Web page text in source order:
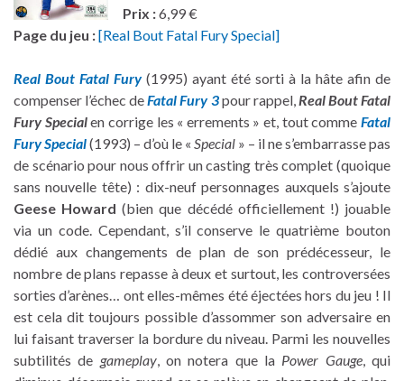
Prix :6,99 €
Page du jeu :[Real Bout Fatal Fury Special]
Real Bout Fatal Fury(1995) ayant été sorti à la hâte afin de
compenser l’échec deFatal Fury 3pour rappel,Real Bout Fatal
Fury Specialen corrige les « errements » et, tout commeFatal
Fury Special(1993) – d’où le « Special » – il ne s’embarrasse pas
de scénario pour nous offrir un casting très complet (quoique
sans nouvelle tête) : dix-neuf personnages auxquels s’ajoute
Geese Howard (bien que décédé officiellement !) jouable
via un code. Cependant, s’il conserve le quatrième bouton
dédié aux changements de plan de son prédécesseur, le
nombre de plans repasse à deux et surtout, les controversées
sorties d’arènes… ont elles-mêmes été éjectées hors du jeu ! Il
est cela dit toujours possible d’assommer son adversaire en
lui faisant traverser la bordure du niveau. Parmi les nouvelles
subtilités de gameplay, on notera que la Power Gauge, qui